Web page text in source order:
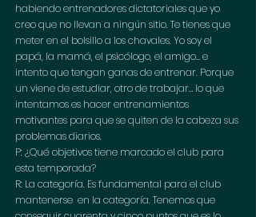
habiendo entrenadores dictatoriales que yo
creo que no llevan a ningún sitio. Te tienes que
meter en el bolsillo a los chavales. Yo soy el
papá, la mamá, el psicólogo, el amigo… e
intento que tengan ganas de entrenar. Porque
un viene de estudiar, otro de trabajar… lo que
intentamos es hacer entrenamientos
motivantes para que se quiten de la cabeza sus
problemas diarios.
P: ¿Qué objetivos tiene marcado el club para
esta temporada?
R: La categoría. Es fundamental para el club
mantenerse  en la categoría. Tenemos que